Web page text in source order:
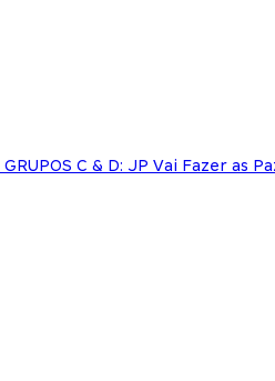
GRUPOS C & D: JP Vai Fazer